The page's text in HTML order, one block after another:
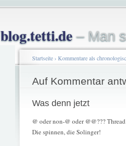
blog.tetti.de– Man
Startseite› Kommentare als
Auf Kommentar
Was denn jetzt
@ oder non-@ oder @@???
Die spinnen, die Solinger!